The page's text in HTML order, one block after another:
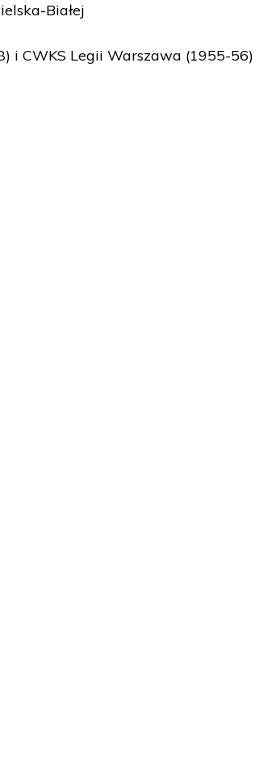
Białej
i CWKS Legii Warszawa (1955-56)